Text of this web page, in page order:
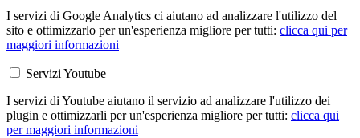
I servizi di Google Analytics ci aiutano ad analizzare l'utilizzo del
sito e ottimizzarlo per un'esperienza migliore per tutti: clicca qui per
maggiori informazioni
Servizi Youtube
I servizi di Youtube aiutano il servizio ad analizzare l'utilizzo dei
plugin e ottimizzarli per un'esperienza migliore per tutti: clicca qui
per maggiori informazioni